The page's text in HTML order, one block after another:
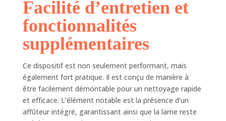
Facilité d’entretien et
fonctionnalités
supplémentaires
Ce dispositif est non seulement performant, mais
également fort pratique. Il est conçu de manière à
être facilement démontable pour un nettoyage rapide
et efficace. L’élément notable est la présence d’un
affûteur intégré, garantissant ainsi que la lame reste